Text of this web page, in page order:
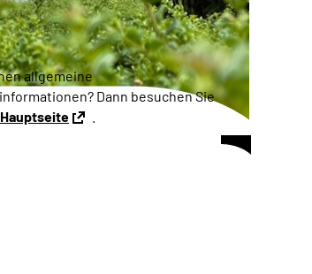
allgemeine
Dann besuchen Sie
Hauptseite